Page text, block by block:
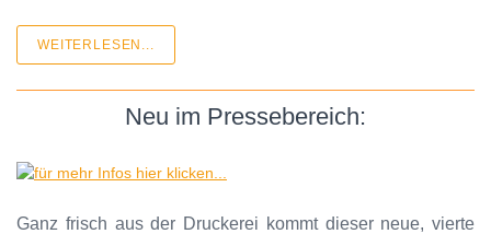
WEITERLESEN...
Neu im Pressebereich:
Ganz frisch aus der Druckerei kommt dieser neue, vierte